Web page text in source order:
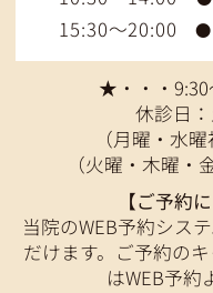
15:30～20:00 ●
★・・・9:30
休診日
（月曜・水
（火曜・木曜
【ご予約
当院のWEB予約シス
だけます。ご予約の
はWEB予約